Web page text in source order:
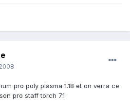
pro poly plasma 1.18 et on verra ce
pro staff torch 7.1